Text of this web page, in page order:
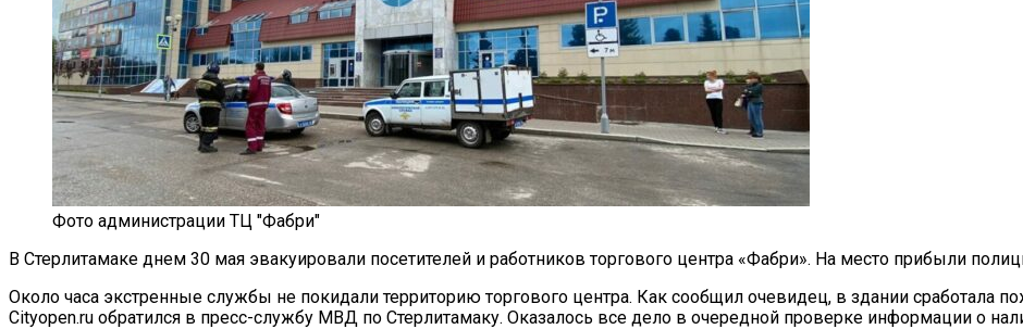
Фото администрации ТЦ "Фабри"
В Стерлитамаке днем 30 мая эвакуировали посетителей и работников торгового центра «Фабри». На место прибыли
Около часа экстренные службы не покидали территорию торгового центра. Как сообщил очевидец, в здании сработала
Cityopen.ru обратился в пресс-службу МВД по Стерлитамаку. Оказалось все дело в очередной проверке информации о